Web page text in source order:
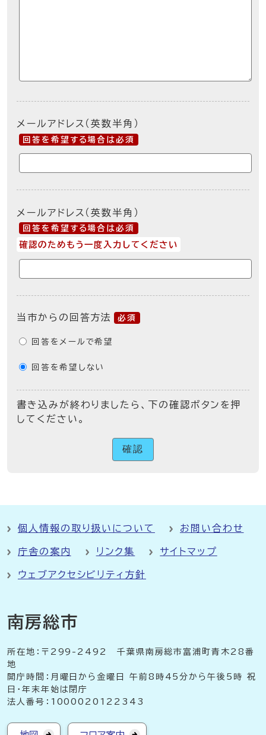
メールアドレス（英数半角）
回答を希望する場合は必須
メールアドレス（英数半角）
回答を希望する場合は必須
確認のためもう一度入力してください
当市からの回答方法 必須
回答をメールで希望
回答を希望しない
書き込みが終わりましたら、下の確認ボタンを押
してください。
確認
個人情報の取り扱いについて お問い合わせ
庁舎の案内 リンク集 サイトマップ
ウェブアクセシビリティ方針
南房総市
所在地：〒299-2492 千葉県南房総市富浦町青木28番
地
開庁時間：月曜日から金曜日 午前8時45分から午後5時 祝
日・年末年始は閉庁
法人番号：1000020122343